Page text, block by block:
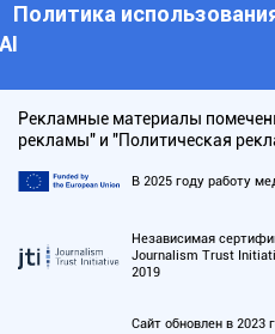
Политика
АI
Рекламные материалы
рекламы" и "Политическая
В 2025 году работу
Независимая
Journalism Trust
2019
Сайт обновлен в 2023